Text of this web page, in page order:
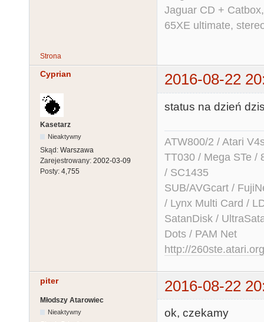
Jaguar CD +
65XE ultimate,
Strona
Cyprian 2016-08-22
Kasetarz
Nieaktywny
Skąd: Warszawa
Zarejestrowany: 2002-03-09
Posty: 4,755
status na dzień
ATW800/2 / Atari
TT030 / Mega STe /
/ SC1435
SUB/AVGcart /
/ Lynx Multi Card /
SatanDisk /
Dots / PAM Net
http://260ste.atari.org
piter 2016-08-22
Młodszy Atarowiec
Nieaktywny ok, czekamy